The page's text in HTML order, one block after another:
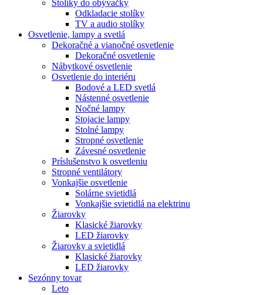
Stolíky do obývačky
Odkladacie stolíky
TV a audio stolíky
Osvetlenie, lampy a svetlá
Dekoračné a vianočné osvetlenie
Dekoračné osvetlenie
Nábytkové osvetlenie
Osvetlenie do interiéru
Bodové a LED svetlá
Nástenné osvetlenie
Nočné lampy
Stojacie lampy
Stolné lampy
Stropné osvetlenie
Závesné osvetlenie
Príslušenstvo k osvetleniu
Stropné ventilátory
Vonkajšie osvetlenie
Solárne svietidlá
Vonkajšie svietidlá na elektrinu
Žiarovky
Klasické žiarovky
LED žiarovky
Žiarovky a svietidlá
Klasické žiarovky
LED žiarovky
Sezónny tovar
Leto